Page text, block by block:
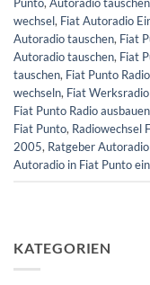
wechsel, Fiat Autoradio
Autoradio tauschen, Fiat
Autoradio tauschen, Fiat
tauschen, Fiat Punto
wechseln, Fiat
Fiat Punto Radio ausbauen
Fiat Punto, Radiowechsel
2005, Ratgeber
Autoradio in Fiat Punto
KATEGORIEN